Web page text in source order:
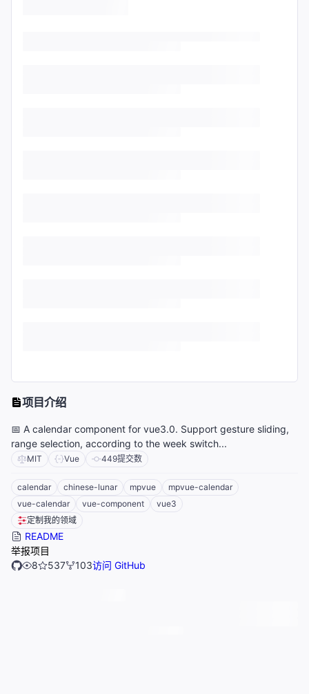
项目介绍
📅 A calendar component for vue3.0. Support gesture sliding,
range selection, according to the week switch...
MIT Vue 449提交数
calendar chinese-lunar mpvue
mpvue-calendar
vue-calendar
vue-component
vue3
定制我的领域
README
举报项目
8
537 103访问 GitHub